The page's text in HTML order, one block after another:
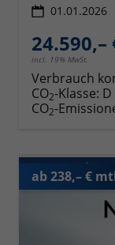
01.01.2026
24.590,–
incl. 19% MwSt.
Verbrauch
CO2-Klasse: D
CO2-
ab 238,– €